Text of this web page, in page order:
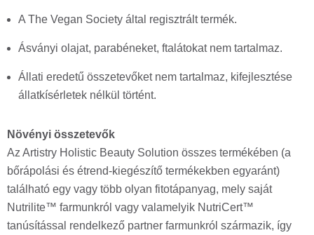
A The Vegan Society által regisztrált termék.
Ásványi olajat, parabéneket, ftalátokat nem tartalmaz.
Állati eredetű összetevőket nem tartalmaz, kifejlesztése
állatkísérletek nélkül történt.
Növényi összetevők
Az Artistry Holistic Beauty Solution összes termékében (a
bőrápolási és étrend-kiegészítő termékekben egyaránt)
található egy vagy több olyan fitotápanyag, mely saját
Nutrilite™ farmunkról vagy valamelyik NutriCert™
tanúsítással rendelkező partner farmunkról származik, így